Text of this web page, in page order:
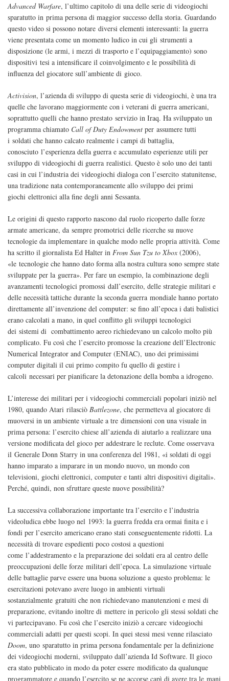
Advanced Warfare, l’ultimo capitolo di una delle serie di videogiochi
sparatutto in prima persona di maggior successo della storia. Guardando
questo video si possono notare diversi elementi interessanti: la guerra
viene presentata come un momento ludico in cui gli strumenti a
disposizione (le armi, i mezzi di trasporto e l’equipaggiamento) sono
dispositivi tesi a intensificare il coinvolgimento e le possibilità di
influenza del giocatore sull’ambiente di gioco.
Activision, l’azienda di sviluppo di questa serie di videogiochi, è una tra
quelle che lavorano maggiormente con i veterani di guerra americani,
soprattutto quelli che hanno prestato servizio in Iraq. Ha sviluppato un
programma chiamato Call of Duty Endowment per assumere tutti
i soldati che hanno calcato realmente i campi di battaglia,
conosciuto l’esperienza della guerra e accumulato esperienze utili per
sviluppo di videogiochi di guerra realistici. Questo è solo uno dei tanti
casi in cui l’industria dei videogiochi dialoga con l’esercito statunitense,
una tradizione nata contemporaneamente allo sviluppo dei primi
giochi elettronici alla fine degli anni Sessanta.
Le origini di questo rapporto nascono dal ruolo ricoperto dalle forze
armate americane, da sempre promotrici delle ricerche su nuove
tecnologie da implementare in qualche modo nelle propria attività. Come
ha scritto il giornalista Ed Halter in From Sun Tzu to Xbox (2006),
«le tecnologie che hanno dato forma alla nostra cultura sono sempre state
sviluppate per la guerra». Per fare un esempio, la combinazione degli
avanzamenti tecnologici promossi dall’esercito, delle strategie militari e
delle necessità tattiche durante la seconda guerra mondiale hanno portato
direttamente all’invenzione del computer: se fino all’epoca i dati balistici
erano calcolati a mano, in quel conflitto gli sviluppi tecnologici
dei sistemi di combattimento aereo richiedevano un calcolo molto più
complicato. Fu così che l’esercito promosse la creazione dell’Electronic
Numerical Integrator and Computer (ENIAC), uno dei primissimi
computer digitali il cui primo compito fu quello di gestire i
calcoli necessari per pianificare la detonazione della bomba a idrogeno.
L’interesse dei militari per i videogiochi commerciali popolari iniziò nel
1980, quando Atari rilasciò Battlezone, che permetteva al giocatore di
muoversi in un ambiente virtuale a tre dimensioni con una visuale in
prima persona: l’esercito chiese all’azienda di aiutarlo a realizzare una
versione modificata del gioco per addestrare le reclute. Come osservava
il Generale Donn Starry in una conferenza del 1981, «i soldati di oggi
hanno imparato a imparare in un mondo nuovo, un mondo con
televisioni, giochi elettronici, computer e tanti altri dispositivi digitali».
Perché, quindi, non sfruttare queste nuove possibilità?
La successiva collaborazione importante tra l’esercito e l’industria
videoludica ebbe luogo nel 1993: la guerra fredda era ormai finita e i
fondi per l’esercito americano erano stati conseguentemente ridotti. La
necessità di trovare espedienti poco costosi a questioni
come l’addestramento e la preparazione dei soldati era al centro delle
preoccupazioni delle forze militari dell’epoca. La simulazione virtuale
delle battaglie parve essere una buona soluzione a questo problema: le
esercitazioni potevano avere luogo in ambienti virtuali
sostanzialmente gratuiti che non richiedevano manutenzioni e mesi di
preparazione, evitando inoltre di mettere in pericolo gli stessi soldati che
vi partecipavano. Fu così che l’esercito iniziò a cercare videogiochi
commerciali adatti per questi scopi. In quei stessi mesi venne rilasciato
Doom, uno sparatutto in prima persona fondamentale per la definizione
dei videogiochi moderni, sviluppato dall’azienda Id Software. Il gioco
era stato pubblicato in modo da poter essere modificato da qualunque
programmatore e quando l’esercito se ne accorse capì di avere tra le mani